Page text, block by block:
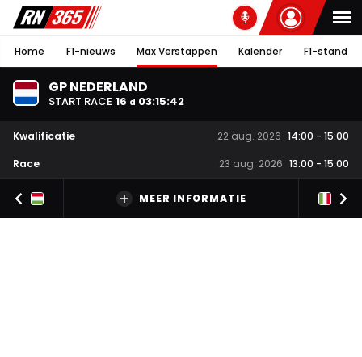
Home F1-nieuws Max Verstappen Kalender F1-stand
GP NEDERLAND
START RACE 16 d 03:15:41
Kwalificatie 22 aug. 2026 14:00 - 15:00
Race
23 aug. 2026 13:00 - 15:00
MEER INFORMATIE